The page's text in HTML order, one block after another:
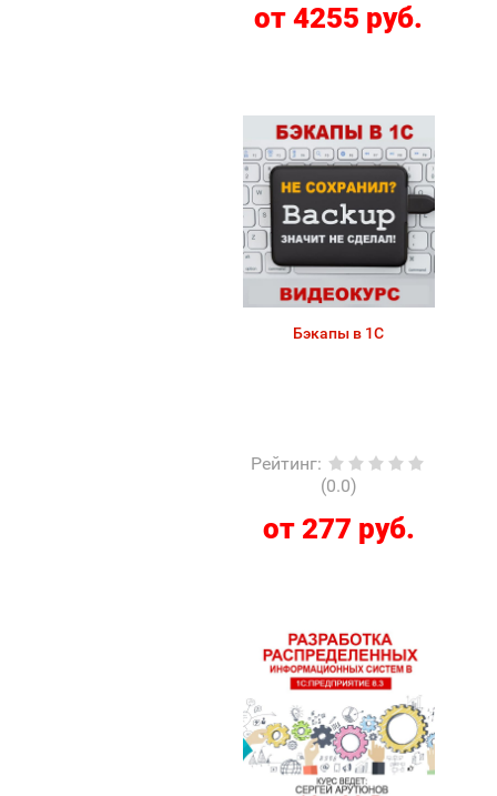
от 4255 руб.
Бэкапы в 1С
Рейтинг:
(0.0)
от 277 руб.